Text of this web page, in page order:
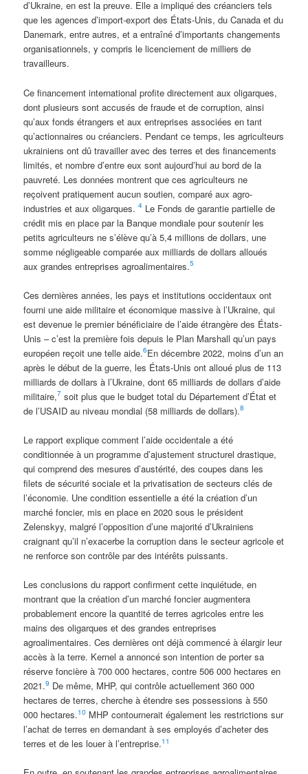
d’Ukraine, en est la preuve. Elle a impliqué des créanciers tels
que les agences d’import-export des États-Unis, du Canada et du
Danemark, entre autres, et a entraîné d’importants changements
organisationnels, y compris le licenciement de milliers de
travailleurs.
Ce financement international profite directement aux oligarques,
dont plusieurs sont accusés de fraude et de corruption, ainsi
qu’aux fonds étrangers et aux entreprises associées en tant
qu’actionnaires ou créanciers. Pendant ce temps, les agriculteurs
ukrainiens ont dû travailler avec des terres et des financements
limités, et nombre d’entre eux sont aujourd’hui au bord de la
pauvreté. Les données montrent que ces agriculteurs ne
reçoivent pratiquement aucun soutien, comparé aux agro-
industries et aux oligarques.4 Le Fonds de garantie partielle de
crédit mis en place par la Banque mondiale pour soutenir les
petits agriculteurs ne s’élève qu’à 5,4 millions de dollars, une
somme négligeable comparée aux milliards de dollars alloués
aux grandes entreprises agroalimentaires.5
Ces dernières années, les pays et institutions occidentaux ont
fourni une aide militaire et économique massive à l’Ukraine, qui
est devenue le premier bénéficiaire de l’aide étrangère des États-
Unis – c’est la première fois depuis le Plan Marshall qu’un pays
européen reçoit une telle aide.6En décembre 2022, moins d’un an
après le début de la guerre, les États-Unis ont alloué plus de 113
milliards de dollars à l’Ukraine, dont 65 milliards de dollars d’aide
militaire,7 soit plus que le budget total du Département d’État et
de l’USAID au niveau mondial (58 milliards de dollars).8
Le rapport explique comment l’aide occidentale a été
conditionnée à un programme d’ajustement structurel drastique,
qui comprend des mesures d’austérité, des coupes dans les
filets de sécurité sociale et la privatisation de secteurs clés de
l’économie. Une condition essentielle a été la création d’un
marché foncier, mis en place en 2020 sous le président
Zelenskyy, malgré l’opposition d’une majorité d’Ukrainiens
craignant qu’il n’exacerbe la corruption dans le secteur agricole et
ne renforce son contrôle par des intérêts puissants.
Les conclusions du rapport confirment cette inquiétude, en
montrant que la création d’un marché foncier augmentera
probablement encore la quantité de terres agricoles entre les
mains des oligarques et des grandes entreprises
agroalimentaires. Ces dernières ont déjà commencé à élargir leur
accès à la terre. Kernel a annoncé son intention de porter sa
réserve foncière à 700 000 hectares, contre 506 000 hectares en
2021.9 De même, MHP, qui contrôle actuellement 360 000
hectares de terres, cherche à étendre ses possessions à 550
000 hectares.10 MHP contournerait également les restrictions sur
l’achat de terres en demandant à ses employés d’acheter des
terres et de les louer à l’entreprise.11